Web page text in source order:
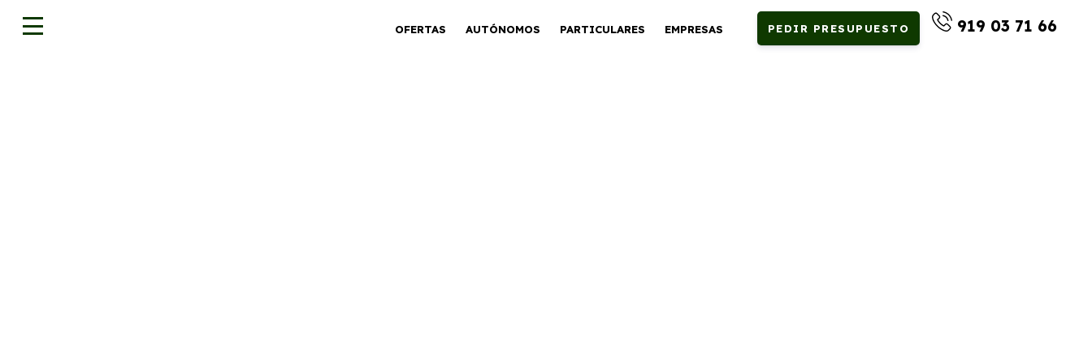
OFERTAS AUTÓNOMOS PARTICULARES EMPRESAS PEDIR PRESUPUESTO 919 03 71 66